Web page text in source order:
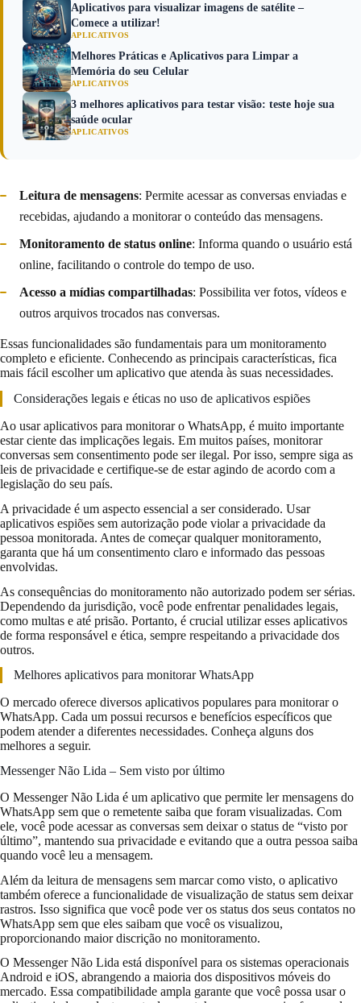
Aplicativos para visualizar imagens de satélite –
Comece a utilizar!
APLICATIVOS
Melhores Práticas e Aplicativos para Limpar a
Memória do seu Celular
APLICATIVOS
3 melhores aplicativos para testar visão: teste hoje sua
saúde ocular
APLICATIVOS
Leitura de mensagens: Permite acessar as conversas enviadas e
recebidas, ajudando a monitorar o conteúdo das mensagens.
Monitoramento de status online: Informa quando o usuário está
online, facilitando o controle do tempo de uso.
Acesso a mídias compartilhadas: Possibilita ver fotos, vídeos e
outros arquivos trocados nas conversas.
Essas funcionalidades são fundamentais para um monitoramento
completo e eficiente. Conhecendo as principais características, fica
mais fácil escolher um aplicativo que atenda às suas necessidades.
Considerações legais e éticas no uso de aplicativos espiões
Ao usar aplicativos para monitorar o WhatsApp, é muito importante
estar ciente das implicações legais. Em muitos países, monitorar
conversas sem consentimento pode ser ilegal. Por isso, sempre siga as
leis de privacidade e certifique-se de estar agindo de acordo com a
legislação do seu país.
A privacidade é um aspecto essencial a ser considerado. Usar
aplicativos espiões sem autorização pode violar a privacidade da
pessoa monitorada. Antes de começar qualquer monitoramento,
garanta que há um consentimento claro e informado das pessoas
envolvidas.
As consequências do monitoramento não autorizado podem ser sérias.
Dependendo da jurisdição, você pode enfrentar penalidades legais,
como multas e até prisão. Portanto, é crucial utilizar esses aplicativos
de forma responsável e ética, sempre respeitando a privacidade dos
outros.
Melhores aplicativos para monitorar WhatsApp
O mercado oferece diversos aplicativos populares para monitorar o
WhatsApp. Cada um possui recursos e benefícios específicos que
podem atender a diferentes necessidades. Conheça alguns dos
melhores a seguir.
Messenger Não Lida – Sem visto por último
O Messenger Não Lida é um aplicativo que permite ler mensagens do
WhatsApp sem que o remetente saiba que foram visualizadas. Com
ele, você pode acessar as conversas sem deixar o status de “visto por
último”, mantendo sua privacidade e evitando que a outra pessoa saiba
quando você leu a mensagem.
Além da leitura de mensagens sem marcar como visto, o aplicativo
também oferece a funcionalidade de visualização de status sem deixar
rastros. Isso significa que você pode ver os status dos seus contatos no
WhatsApp sem que eles saibam que você os visualizou,
proporcionando maior discrição no monitoramento.
O Messenger Não Lida está disponível para os sistemas operacionais
Android e iOS, abrangendo a maioria dos dispositivos móveis do
mercado. Essa compatibilidade ampla garante que você possa usar o